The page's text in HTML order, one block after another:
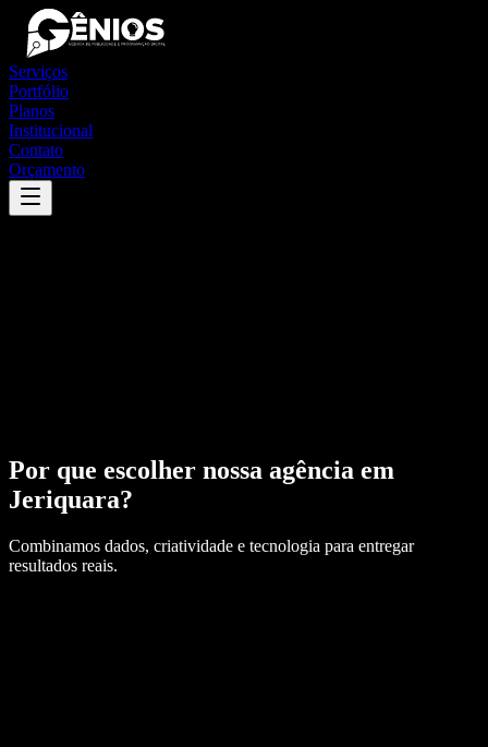
Serviços
Portfólio
Planos
Institucional
Contato
Orçamento
Por que escolher nossa agência em
Jeriquara?
Combinamos dados, criatividade e tecnologia para entregar
resultados reais.